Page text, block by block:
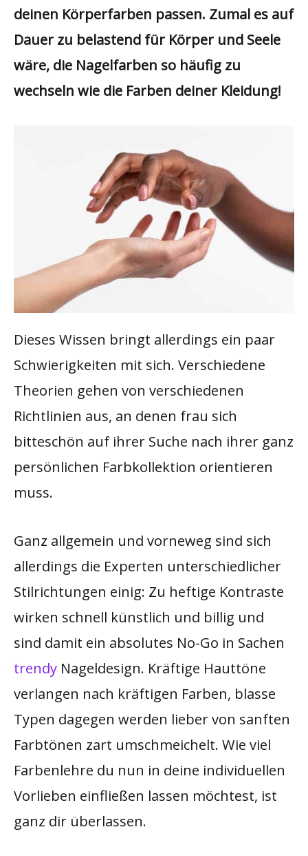
deinen Körperfarben passen. Zumal es auf
Dauer zu belastend für Körper und Seele
wäre, die Nagelfarben so häufig zu
wechseln wie die Farben deiner Kleidung!
Dieses Wissen bringt allerdings ein paar
Schwierigkeiten mit sich. Verschiedene
Theorien gehen von verschiedenen
Richtlinien aus, an denen frau sich
bitteschön auf ihrer Suche nach ihrer ganz
persönlichen Farbkollektion orientieren
muss.
Ganz allgemein und vorneweg sind sich
allerdings die Experten unterschiedlicher
Stilrichtungen einig: Zu heftige Kontraste
wirken schnell künstlich und billig und
sind damit ein absolutes No-Go in Sachen
trendy Nageldesign. Kräftige Hauttöne
verlangen nach kräftigen Farben, blasse
Typen dagegen werden lieber von sanften
Farbtönen zart umschmeichelt. Wie viel
Farbenlehre du nun in deine individuellen
Vorlieben einfließen lassen möchtest, ist
ganz dir überlassen.